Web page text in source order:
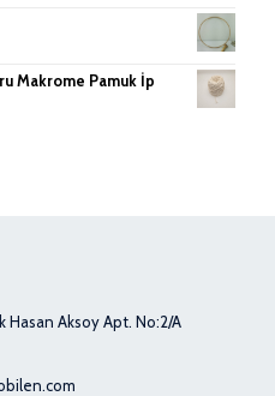
Makrome Pamuk İp
Hasan Aksoy Apt. No:2/A